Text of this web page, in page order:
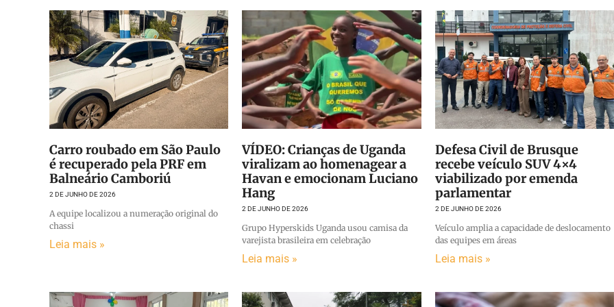
Carro roubado em São Paulo
é recuperado pela PRF em
Balneário Camboriú
2 DE JUNHO DE 2026
A equipe localizou a numeração original do
chassi
Leia mais »
VÍDEO: Crianças de Uganda
viralizam ao homenagear a
Havan e emocionam Luciano
Hang
2 DE JUNHO DE 2026
Grupo Hyperskids Uganda usou camisa da
varejista brasileira em celebração
Leia mais »
Defesa Civil de Brusque
recebe veículo SUV 4×4
viabilizado por emenda
parlamentar
2 DE JUNHO DE 2026
Veículo amplia a capacidade de deslocamento
das equipes em áreas
Leia mais »